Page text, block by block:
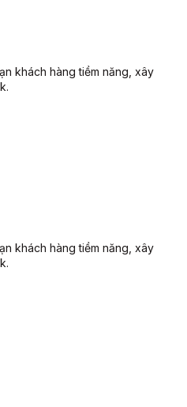
khách hàng tiềm năng, xây
khách hàng tiềm năng, xây